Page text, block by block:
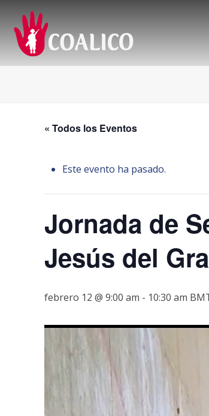
« Todos los Eventos
Este evento ha pasado.
Jornada de
Jesús del
febrero 12 @ 9:00 am - 10:30 am